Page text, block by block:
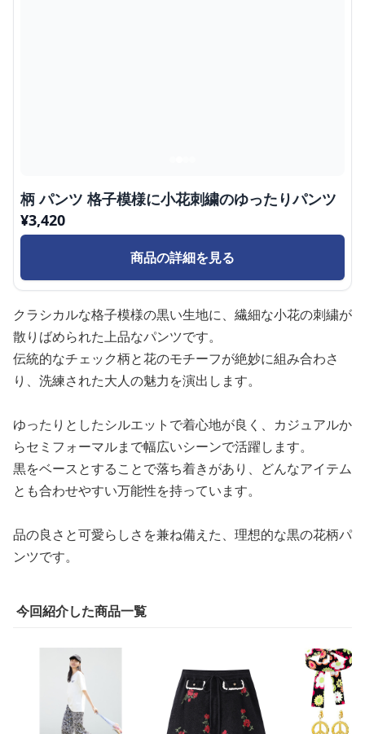
柄 パンツ 格子模様に小花刺繍のゆったりパンツ
¥3,420
商品の詳細を見る
クラシカルな格子模様の黒い生地に、繊細な小花の刺繍が
散りばめられた上品なパンツです。
伝統的なチェック柄と花のモチーフが絶妙に組み合わさ
り、洗練された大人の魅力を演出します。
ゆったりとしたシルエットで着心地が良く、カジュアルか
らセミフォーマルまで幅広いシーンで活躍します。
黒をベースとすることで落ち着きがあり、どんなアイテム
とも合わせやすい万能性を持っています。
品の良さと可愛らしさを兼ね備えた、理想的な黒の花柄パ
ンツです。
今回紹介した商品一覧